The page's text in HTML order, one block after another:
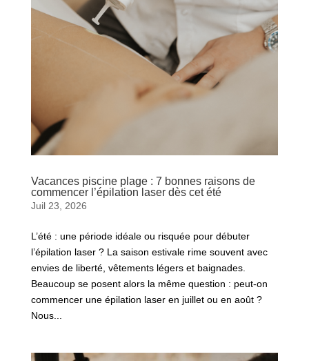
Vacances piscine plage : 7 bonnes raisons de
commencer l’épilation laser dès cet été
Juil 23, 2026
L’été : une période idéale ou risquée pour débuter
l’épilation laser ? La saison estivale rime souvent avec
envies de liberté, vêtements légers et baignades.
Beaucoup se posent alors la même question : peut-on
commencer une épilation laser en juillet ou en août ?
Nous...